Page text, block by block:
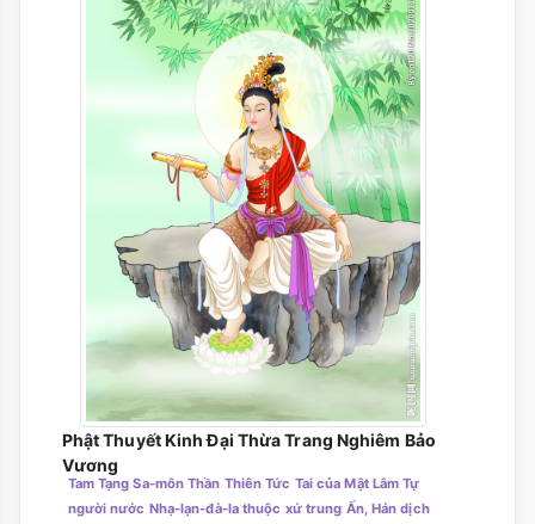
Phật Thuyết Kinh Đại Thừa Trang Nghiêm Bảo
Vương
Tam Tạng Sa-môn Thần Thiên Tức Tai của Mật Lâm Tự
người nước Nhạ-lạn-đà-la thuộc xứ trung Ấn, Hán dịch